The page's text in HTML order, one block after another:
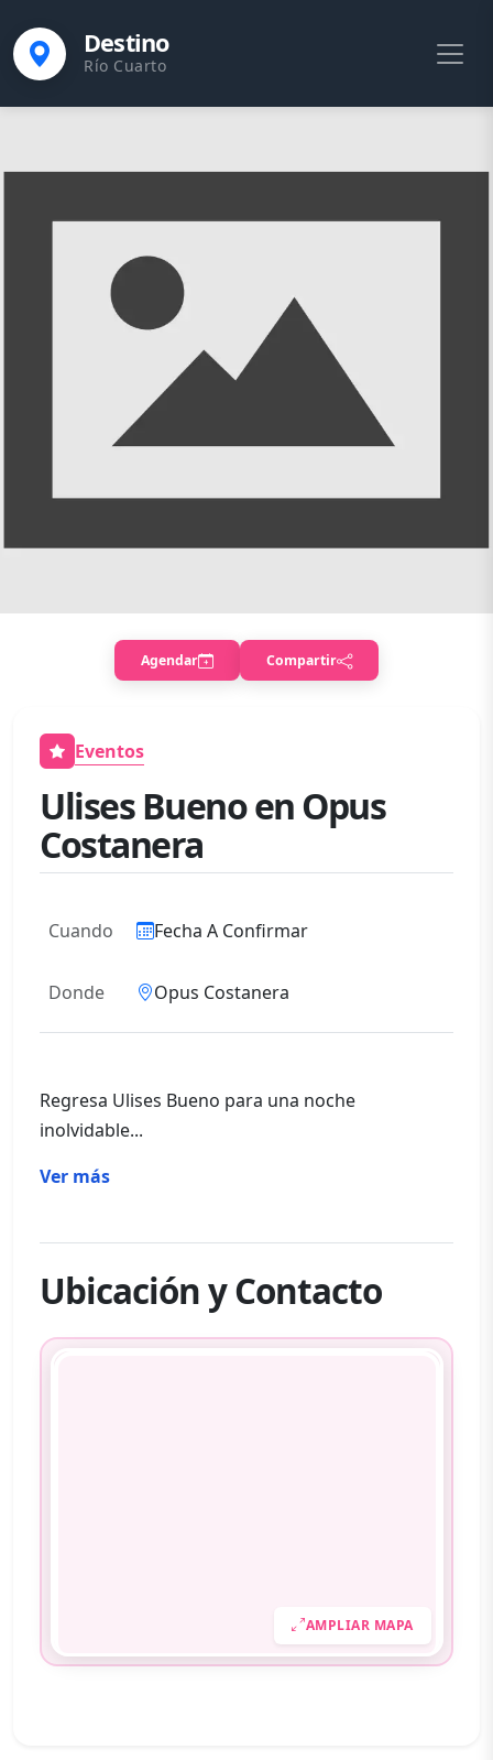
Destino
Río Cuarto
Agendar Compartir
Eventos
Ulises Bueno en Opus
Costanera
Cuando Fecha A Confirmar
Donde Opus Costanera
Regresa Ulises Bueno para una noche
inolvidable...
Ver más
Ubicación y Contacto
AMPLIAR MAPA